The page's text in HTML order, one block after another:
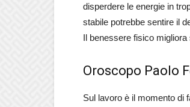
disperdere le energie in
stabile potrebbe sentire il
Il benessere fisico
Oroscopo Paolo
Sul lavoro è il momento di